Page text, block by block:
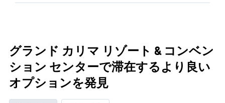
グランド カリマ リゾート & コンベン
ション センターで滞在するより良い
オプションを発見